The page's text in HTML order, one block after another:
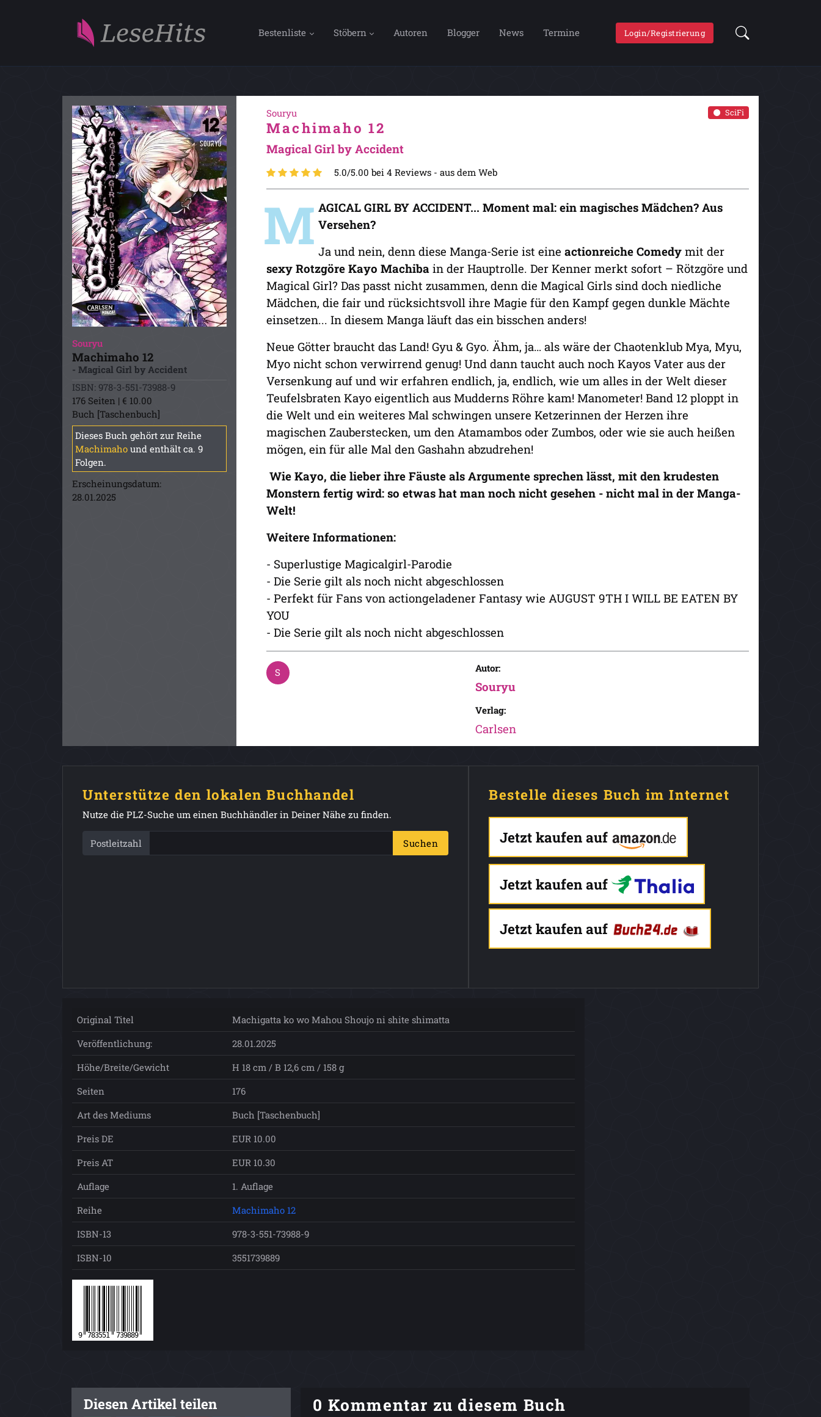
Bestenliste Stöbern Autoren Blogger News Termine Login/Registrierung
Souryu
Machimaho 12
- Magical Girl by Accident
ISBN: 978-3-551-73988-9
176 Seiten | € 10.00
Buch [Taschenbuch]
Dieses Buch gehört zur Reihe
Machimaho und enthält ca. 9
Folgen.
Erscheinungsdatum:
28.01.2025
SciFi
Souryu
Machimaho 12
Magical Girl by Accident
5.0/5.00 bei 4 Reviews - aus dem Web
M AGICAL GIRL BY ACCIDENT... Moment mal: ein magisches Mädchen? Aus
Versehen?
Ja und nein, denn diese Manga-Serie ist eine actionreiche Comedy mit der
sexy Rotzgöre Kayo Machiba in der Hauptrolle. Der Kenner merkt sofort – Rötzgöre und
Magical Girl? Das passt nicht zusammen, denn die Magical Girls sind doch niedliche
Mädchen, die fair und rücksichtsvoll ihre Magie für den Kampf gegen dunkle Mächte
einsetzen... In diesem Manga läuft das ein bisschen anders!
Neue Götter braucht das Land! Gyu & Gyo. Ähm, ja… als wäre der Chaotenklub Mya, Myu,
Myo nicht schon verwirrend genug! Und dann taucht auch noch Kayos Vater aus der
Versenkung auf und wir erfahren endlich, ja, endlich, wie um alles in der Welt dieser
Teufelsbraten Kayo eigentlich aus Mudderns Röhre kam! Manometer! Band 12 ploppt in
die Welt und ein weiteres Mal schwingen unsere Ketzerinnen der Herzen ihre
magischen Zauberstecken, um den Atamambos oder Zumbos, oder wie sie auch heißen
mögen, ein für alle Mal den Gashahn abzudrehen!
Wie Kayo, die lieber ihre Fäuste als Argumente sprechen lässt, mit den krudesten
Monstern fertig wird: so etwas hat man noch nicht gesehen - nicht mal in der Manga-
Welt!
Weitere Informationen:
- Superlustige Magicalgirl-Parodie
- Die Serie gilt als noch nicht abgeschlossen
- Perfekt für Fans von actiongeladener Fantasy wie AUGUST 9TH I WILL BE EATEN BY
YOU
- Die Serie gilt als noch nicht abgeschlossen
Autor:
Souryu
Verlag:
Carlsen
Unterstütze den lokalen Buchhandel
Nutze die PLZ-Suche um einen Buchhändler in Deiner Nähe zu finden.
Postleitzahl Suchen
Bestelle dieses Buch im Internet
Jetzt kaufen auf
Jetzt kaufen auf
Jetzt kaufen auf
Original Titel
Machigatta ko wo Mahou Shoujo ni shite shimatta
Veröffentlichung:
28.01.2025
Höhe/Breite/Gewicht
H 18 cm / B 12,6 cm / 158 g
Seiten
176
Art des Mediums
Buch [Taschenbuch]
Preis DE
EUR 10.00
Preis AT
EUR 10.30
Auflage
1. Auflage
Reihe
Machimaho 12
ISBN-13
978-3-551-73988-9
ISBN-10
3551739889
Diesen Artikel teilen 0 Kommentar zu diesem Buch